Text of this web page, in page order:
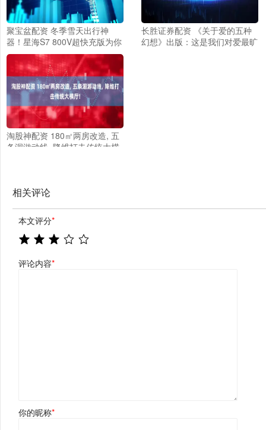
聚宝盆配资 冬季雪天出行神
器！星海S7 800V超快充版为你
解决焦虑
长胜证券配资 《关于爱的五种
幻想》出版：这是我们对爱最旷
淘股神配资 180㎡两房改造, 五
条洄游动线, 降维打击传统大横
相关评论
本文评分*
评论内容*
你的昵称*